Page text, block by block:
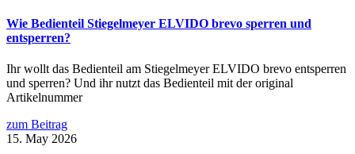
Wie Bedienteil Stiegelmeyer ELVIDO brevo sperren und
entsperren?
Ihr wollt das Bedienteil am Stiegelmeyer ELVIDO brevo entsperren
und sperren? Und ihr nutzt das Bedienteil mit der original
Artikelnummer
zum Beitrag
15. May 2026